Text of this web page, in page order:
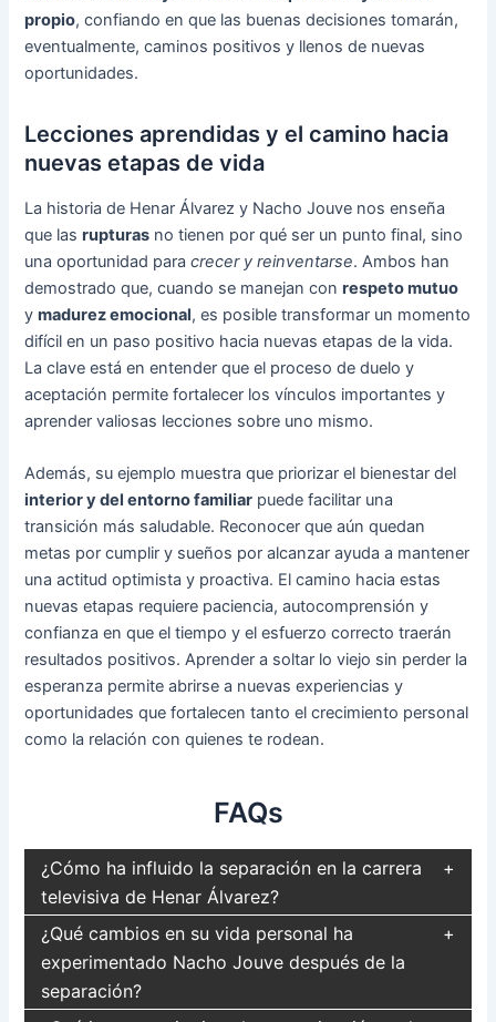
propio, confiando en que las buenas decisiones tomarán,
eventualmente, caminos positivos y llenos de nuevas
oportunidades.
Lecciones aprendidas y el camino hacia
nuevas etapas de vida
La historia de Henar Álvarez y Nacho Jouve nos enseña
que lasrupturas no tienen por qué ser un punto final, sino
una oportunidad paracrecer y reinventarse. Ambos han
demostrado que, cuando se manejan conrespeto mutuo
ymadurez emocional, es posible transformar un momento
difícil en un paso positivo hacia nuevas etapas de la vida.
La clave está en entender que el proceso de duelo y
aceptación permite fortalecer los vínculos importantes y
aprender valiosas lecciones sobre uno mismo.
Además, su ejemplo muestra que priorizar el bienestar del
interior y del entorno familiar puede facilitar una
transición más saludable. Reconocer que aún quedan
metas por cumplir y sueños por alcanzar ayuda a mantener
una actitud optimista y proactiva. El camino hacia estas
nuevas etapas requiere paciencia, autocomprensión y
confianza en que el tiempo y el esfuerzo correcto traerán
resultados positivos. Aprender a soltar lo viejo sin perder la
esperanza permite abrirse a nuevas experiencias y
oportunidades que fortalecen tanto el crecimiento personal
como la relación con quienes te rodean.
FAQs
¿Cómo ha influido la separación en la carrera
televisiva de Henar Álvarez?
¿Qué cambios en su vida personal ha
experimentado Nacho Jouve después de la
separación?